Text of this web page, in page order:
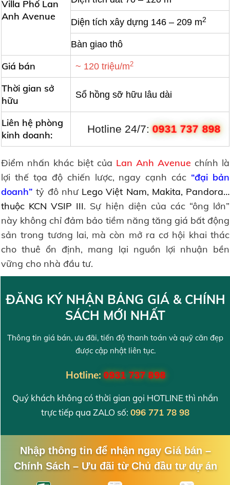
Villa Phố Lan
Anh Avenue
Diện tích xây dựng 146 – 209 m2
Bàn giao thô
Giá bán ~ 120 triệu/m2
Thời gian sở
hữu
Sổ hồng sỡ hữu lâu dài
Liên hệ phòng
kinh doanh:
Hotline 24/7:0931 737 898
Điểm nhấn khác biệt của Lan Anh Avenue chính là
lợi thế tọa độ chiến lược, ngay cạnh các “đại bản
doanh” tỷ đô như Lego Việt Nam, Makita, Pandora…
thuộc KCN VSIP III. Sự hiện diện của các “ông lớn”
này không chỉ đảm bảo tiềm năng tăng giá bất động
sản trong tương lai, mà còn mở ra cơ hội khai thác
cho thuê ổn định, mang lại nguồn lợi nhuận bền
vững cho nhà đầu tư.
ĐĂNG KÝ NHẬN BẢNG GIÁ & CHÍNH
SÁCH MỚI NHẤT
Thông tin giá bán, ưu đãi, tiến độ thanh toán và quỹ căn đẹp
được cập nhật liên tục.
Hotline:0931 737 898
Quý khách không có thời gian gọi HOTLINE thì nhắn
trực tiếp qua ZALO số: 096 771 78 98
Nhập thông tin để nhận ngay Giá bán –
Chính Sách – Ưu đãi từ Chủ đầu tư dự án